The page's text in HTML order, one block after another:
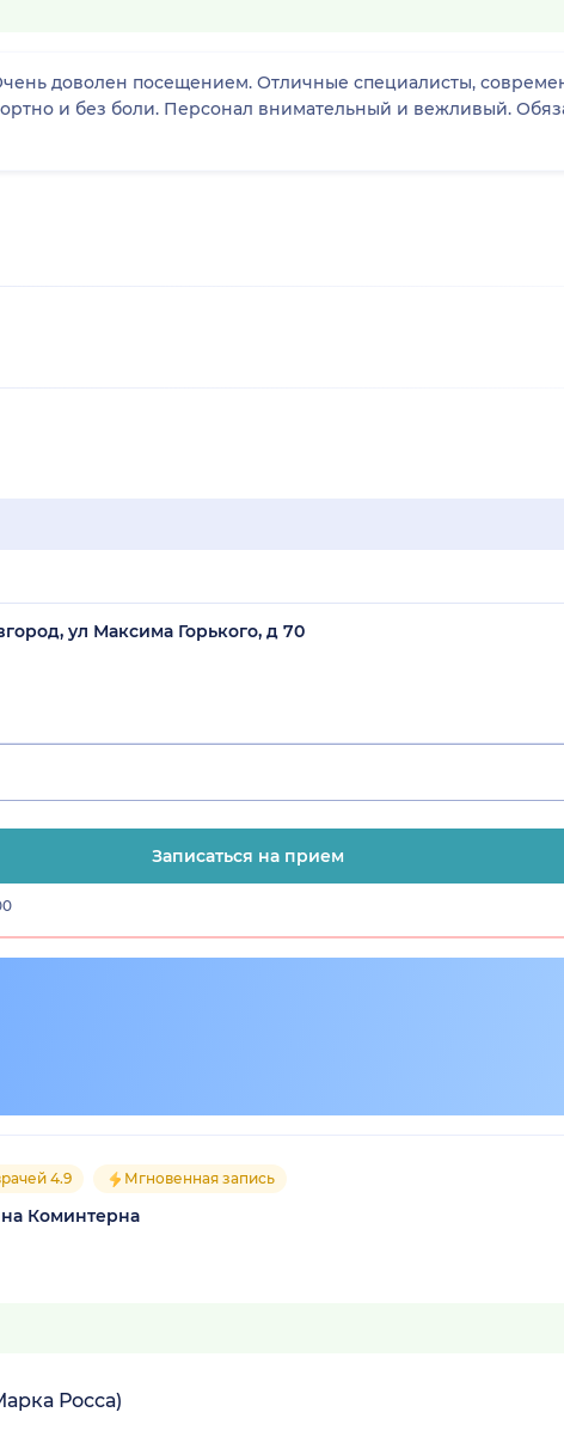
доволен посещением. Отличные специалисты,
и без боли. Персонал внимательный и вежливый.
ул Максима Горького, д 70
Записаться на прием
4.9 Мгновенная запись
на Коминтерна
Росса)